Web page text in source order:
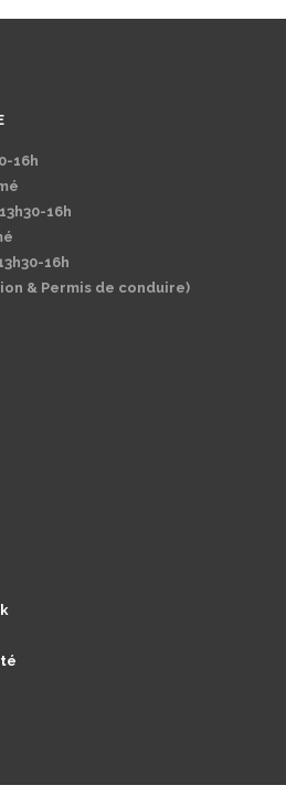
16h
16h
16h
& Permis de conduire)